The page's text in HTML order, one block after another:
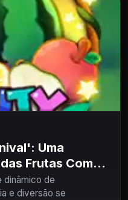
Uma
Frutas Com
dinâmico de
e diversão se